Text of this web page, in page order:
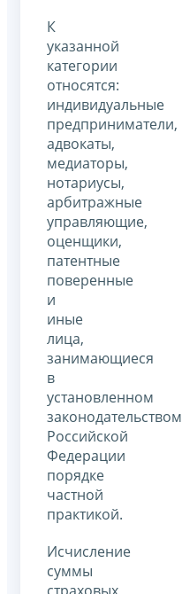
К
указанной
категории
относятся:
индивидуальные
предприниматели,
адвокаты,
медиаторы,
нотариусы,
арбитражные
управляющие,
оценщики,
патентные
поверенные
и
иные
лица,
занимающиеся
в
установленном
законодательством
Российской
Федерации
порядке
частной
практикой.
Исчисление
суммы